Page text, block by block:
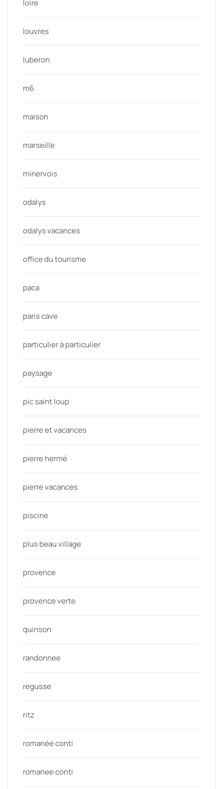
loire
louvres
luberon
m6
maison
marseille
minervois
odalys
odalys vacances
office du tourisme
paca
paris cave
particulier à particulier
paysage
pic saint loup
pierre et vacances
pierre hermé
pierre vacances
piscine
plus beau village
provence
provence verte
quinson
randonnee
regusse
ritz
romanée conti
romanee conti